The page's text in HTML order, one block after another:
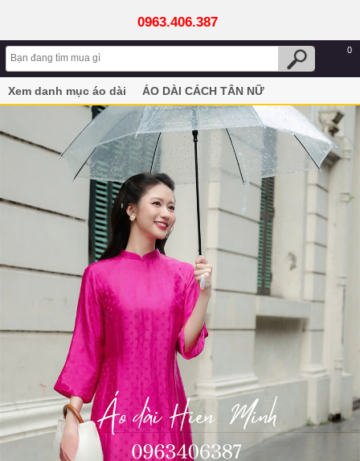
0963.406.387
0
Xem danh mục áo dài
ÁO DÀI CÁCH TÂN NỮ
Áo dài cách tân nữ hồng vải luạ tơ mềm mại